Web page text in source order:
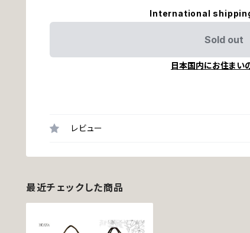
International
Sold out
日本国内にお住まい
レビュー
最近チェックした商品